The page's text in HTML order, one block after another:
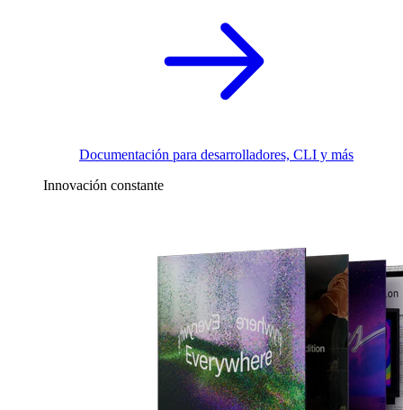
Documentación para desarrolladores, CLI y más
Innovación constante